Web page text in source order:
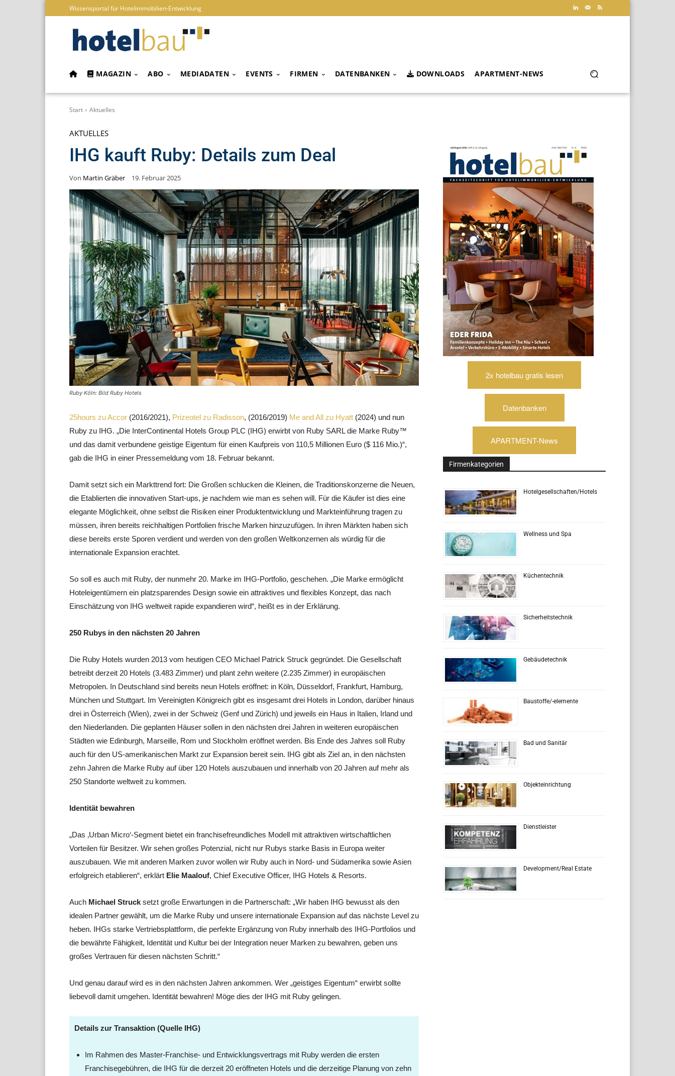
Wissensportal für Hotelimmobilien-Entwicklung
MAGAZIN ABO MEDIADATEN EVENTS FIRMEN DATENBANKEN DOWNLOADS APARTMENT-NEWS
Start Aktuelles
AKTUELLES
IHG kauft Ruby: Details zum Deal
Von Martin Gräber 19. Februar 2025
Ruby Köln: Bild Ruby Hotels
25hours zu Accor (2016/2021), Prizeotel zu Radisson, (2016/2019) Me and All zu Hyatt (2024) und nun
Ruby zu IHG. „Die InterContinental Hotels Group PLC (IHG) erwirbt von Ruby SARL die Marke Ruby™
und das damit verbundene geistige Eigentum für einen Kaufpreis von 110,5 Millionen Euro ($ 116 Mio.)“,
gab die IHG in einer Pressemeldung vom 18. Februar bekannt.
Damit setzt sich ein Markttrend fort: Die Großen schlucken die Kleinen, die Traditionskonzerne die Neuen,
die Etablierten die innovativen Start-ups, je nachdem wie man es sehen will. Für die Käufer ist dies eine
elegante Möglichkeit, ohne selbst die Risiken einer Produktentwicklung und Markteinführung tragen zu
müssen, ihren bereits reichhaltigen Portfolien frische Marken hinzuzufügen. In ihren Märkten haben sich
diese bereits erste Sporen verdient und werden von den großen Weltkonzernen als würdig für die
internationale Expansion erachtet.
So soll es auch mit Ruby, der nunmehr 20. Marke im IHG-Portfolio, geschehen. „Die Marke ermöglicht
Hoteleigentümern ein platzsparendes Design sowie ein attraktives und flexibles Konzept, das nach
Einschätzung von IHG weltweit rapide expandieren wird“, heißt es in der Erklärung.
250 Rubys in den nächsten 20 Jahren
Die Ruby Hotels wurden 2013 vom heutigen CEO Michael Patrick Struck gegründet. Die Gesellschaft
betreibt derzeit 20 Hotels (3.483 Zimmer) und plant zehn weitere (2.235 Zimmer) in europäischen
Metropolen. In Deutschland sind bereits neun Hotels eröffnet: in Köln, Düsseldorf, Frankfurt, Hamburg,
München und Stuttgart. Im Vereinigten Königreich gibt es insgesamt drei Hotels in London, darüber hinaus
drei in Österreich (Wien), zwei in der Schweiz (Genf und Zürich) und jeweils ein Haus in Italien, Irland und
den Niederlanden. Die geplanten Häuser sollen in den nächsten drei Jahren in weiteren europäischen
Städten wie Edinburgh, Marseille, Rom und Stockholm eröffnet werden. Bis Ende des Jahres soll Ruby
auch für den US-amerikanischen Markt zur Expansion bereit sein. IHG gibt als Ziel an, in den nächsten
zehn Jahren die Marke Ruby auf über 120 Hotels auszubauen und innerhalb von 20 Jahren auf mehr als
250 Standorte weltweit zu kommen.
Identität bewahren
„Das ‚Urban Micro‘-Segment bietet ein franchisefreundliches Modell mit attraktiven wirtschaftlichen
Vorteilen für Besitzer. Wir sehen großes Potenzial, nicht nur Rubys starke Basis in Europa weiter
auszubauen. Wie mit anderen Marken zuvor wollen wir Ruby auch in Nord- und Südamerika sowie Asien
erfolgreich etablieren“, erklärt Elie Maalouf, Chief Executive Officer, IHG Hotels & Resorts.
Auch Michael Struck setzt große Erwartungen in die Partnerschaft: „Wir haben IHG bewusst als den
idealen Partner gewählt, um die Marke Ruby und unsere internationale Expansion auf das nächste Level zu
heben. IHGs starke Vertriebsplattform, die perfekte Ergänzung von Ruby innerhalb des IHG-Portfolios und
die bewährte Fähigkeit, Identität und Kultur bei der Integration neuer Marken zu bewahren, geben uns
großes Vertrauen für diesen nächsten Schritt.“
Und genau darauf wird es in den nächsten Jahren ankommen. Wer „geistiges Eigentum“ erwirbt sollte
liebevoll damit umgehen. Identität bewahren! Möge dies der IHG mit Ruby gelingen.
Details zur Transaktion (Quelle IHG)
Im Rahmen des Master-Franchise- und Entwicklungsvertrags mit Ruby werden die ersten
Franchisegebühren, die IHG für die derzeit 20 eröffneten Hotels und die derzeitige Planung von zehn
2x hotelbau gratis lesen
Datenbanken
APARTMENT-News
Firmenkategorien
Hotelgesellschaften/Hotels
Wellness und Spa
Küchentechnik
Sicherheitstechnik
Gebäudetechnik
Baustoffe/-elemente
Bad und Sanitär
Objekteinrichtung
Dienstleister
Development/Real Estate